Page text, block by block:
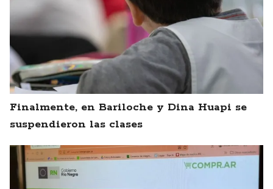
Finalmente, en Bariloche y Dina Huapi se
suspendieron las clases